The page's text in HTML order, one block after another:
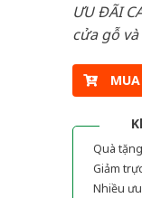
ƯU ĐÃI
cửa gỗ
Quà
Giảm
Nhiều